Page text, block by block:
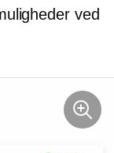
ved